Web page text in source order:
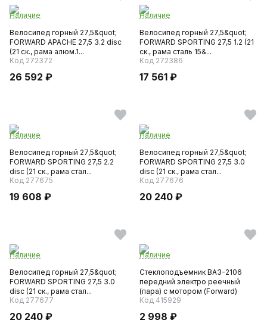
Наличие
Велосипед горный 27,5&quot;
FORWARD APACHE 27,5 3.2 disc
(21 ск., рама алюм.1...
Код 272372
26 592 ₽
Наличие
Велосипед горный 27,5&quot;
FORWARD SPORTING 27,5 1.2 (21
ск., рама сталь 15&...
Код 272386
17 561 ₽
Наличие
Велосипед горный 27,5&quot;
FORWARD SPORTING 27,5 2.2
disc (21 ск., рама стал...
Код 277675
19 608 ₽
Наличие
Велосипед горный 27,5&quot;
FORWARD SPORTING 27,5 3.0
disc (21 ск., рама стал...
Код 277676
20 240 ₽
Наличие
Велосипед горный 27,5&quot;
FORWARD SPORTING 27,5 3.0
disc (21 ск., рама стал...
Код 277677
20 240 ₽
Наличие
Стеклоподъемник ВАЗ-2106
передний электро реечный
(пара) с мотором (Forward)
Код 415929
2 998 ₽